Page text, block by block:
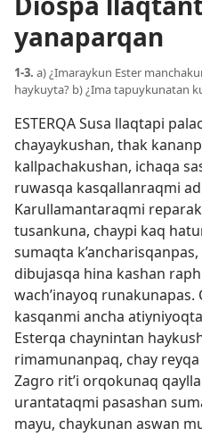
yanaparqan
1-3. a) ¿Imaraykun Ester
haykuyta? b) ¿Ima tapuykunatan
ESTERQA Susa llaqtapi
chayaykushan, thak
kallpachakushan, ichaqa
ruwasqa kasqallanraqmi
Karullamantaraqmi
tusankuna, chaypi kaq
sumaqta
dibujasqa hina kashan
wach’inayoq runakunapas.
kasqanmi ancha
Esterqa chaynintan
rimamunanpaq, chay
Zagro rit’i orqokunaq
urantataqmi pasashan
mayu, chaykunan aswan